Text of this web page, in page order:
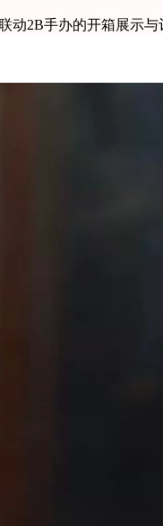
动2B手办的开箱展示